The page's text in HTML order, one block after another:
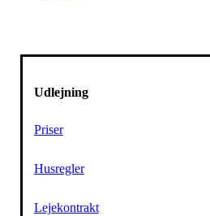
Udlejning
Priser
Husregler
Lejekontrakt